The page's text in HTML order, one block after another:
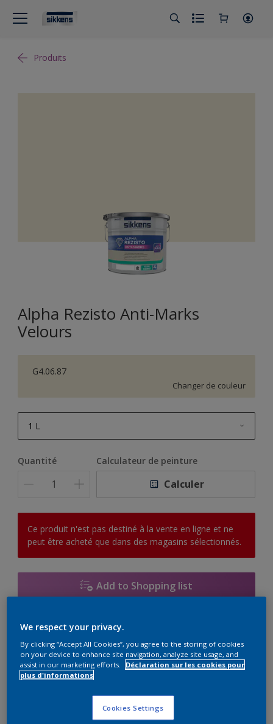
Produits
Alpha Rezisto Anti-Marks
Velours
G4.06.87
Changer de couleur
1 L
10 L
Quantité Calculateur de peinture
Calculer
Ce produit n'est pas destiné à la vente en ligne et ne
peut être acheté que dans des magasins sélectionnés.
Add to Shopping list
Ajouter au projet
Voir la couleur dans votre application de visualisation
We respect your privacy.
By clicking “Accept All Cookies”, you agree to the storing of cookies
on your device to enhance site navigation, analyze site usage, and
assist in our marketing efforts.
Déclaration sur les cookies pour
plus d'informations
Cookies Settings